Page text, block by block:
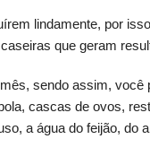
lindamente, por
que geram
sendo assim, você
cascas de ovos,
a água do feijão, do